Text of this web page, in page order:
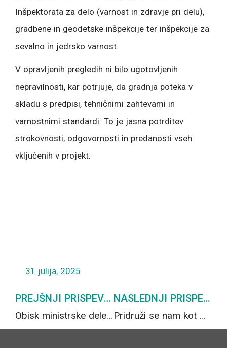
Inšpektorata za delo (varnost in zdravje pri delu),
gradbene in geodetske inšpekcije ter inšpekcije za
sevalno in jedrsko varnost.
V opravljenih pregledih ni bilo ugotovljenih
nepravilnosti, kar potrjuje, da gradnja poteka v
skladu s predpisi, tehničnimi zahtevami in
varnostnimi standardi. To je jasna potrditev
strokovnosti, odgovornosti in predanosti vseh
vključenih v projekt.
31 julija, 2025
Prev PREJŠNJI PRISPEVEK
Obisk ministrske delegacije Ministrstva za naravne vire in prostor, vodstva NEK in Uprave RS za jedrsko varnost
NASLEDNJI PRISPEVEK
Pridruži se nam kot Področni svetovalec I v Sektorju za obratovanje objektov